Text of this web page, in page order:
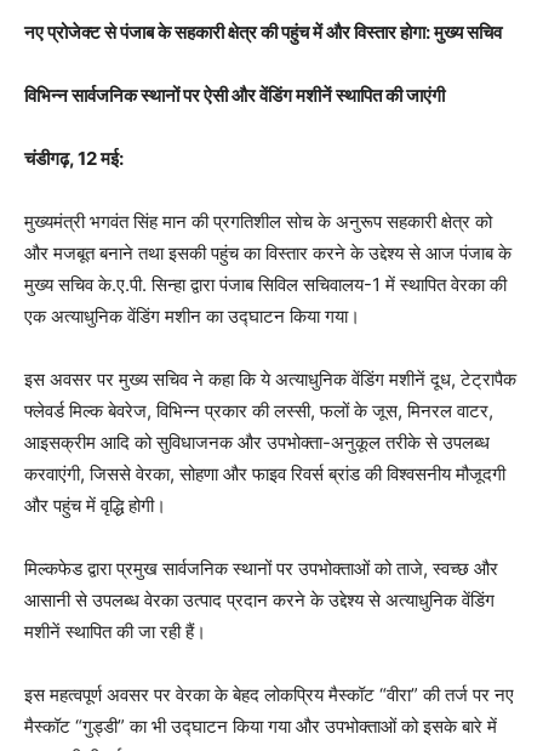
नए प्रोजेक्ट से पंजाब के सहकारी क्षेत्र की पहुंच में और विस्तार होगा: मुख्य सचिव
विभिन्न सार्वजनिक स्थानों पर ऐसी और वेंडिंग मशीनें स्थापित की जाएंगी
चंडीगढ़, 12 मई:
मुख्यमंत्री भगवंत सिंह मान की प्रगतिशील सोच के अनुरूप सहकारी क्षेत्र को
और मजबूत बनाने तथा इसकी पहुंच का विस्तार करने के उद्देश्य से आज पंजाब के
मुख्य सचिव के.ए.पी. सिन्हा द्वारा पंजाब सिविल सचिवालय-1 में स्थापित वेरका की
एक अत्याधुनिक वेंडिंग मशीन का उद्घाटन किया गया।
इस अवसर पर मुख्य सचिव ने कहा कि ये अत्याधुनिक वेंडिंग मशीनें दूध, टेट्रापैक
फ्लेवर्ड मिल्क बेवरेज, विभिन्न प्रकार की लस्सी, फलों के जूस, मिनरल वाटर,
आइसक्रीम आदि को सुविधाजनक और उपभोक्ता-अनुकूल तरीके से उपलब्ध
करवाएंगी, जिससे वेरका, सोहणा और फाइव रिवर्स ब्रांड की विश्वसनीय मौजूदगी
और पहुंच में वृद्धि होगी।
मिल्कफेड द्वारा प्रमुख सार्वजनिक स्थानों पर उपभोक्ताओं को ताजे, स्वच्छ और
आसानी से उपलब्ध वेरका उत्पाद प्रदान करने के उद्देश्य से अत्याधुनिक वेंडिंग
मशीनें स्थापित की जा रही हैं।
इस महत्वपूर्ण अवसर पर वेरका के बेहद लोकप्रिय मैस्कॉट “वीरा” की तर्ज पर नए
मैस्कॉट “गुड्डी” का भी उद्घाटन किया गया और उपभोक्ताओं को इसके बारे में